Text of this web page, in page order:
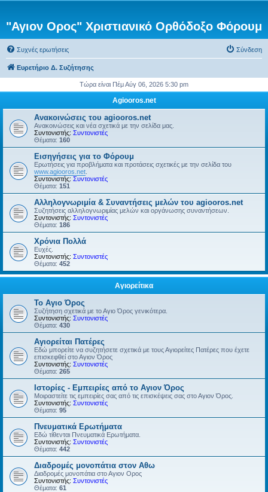
"Αγιον Ορος" Χριστιανικό Ορθόδοξο Φόρουμ
Συχνές ερωτήσεις Σύνδεση
Ευρετήριο Δ. Συζήτησης
Τώρα είναι Πέμ Αύγ 06, 2026 5:30 pm
Agiooros.net
Ανακοινώσεις του agiooros.net
Ανακοινώσεις και νέα σχετικά με την σελίδα μας.
Συντονιστής: Συντονιστές
Θέματα: 160
Εισηγήσεις για το Φόρουμ
Ερωτήσεις για προβλήματα και προτάσεις σχετικές με την σελίδα του
www.agiooros.net
Συντονιστής: Συντονιστές
Θέματα: 151
Αλληλογνωριμία & Συναντήσεις μελών του agiooros.net
Συζητήσεις αλληλογνωριμίας μελών και οργάνωσης συναντήσεων.
Συντονιστής: Συντονιστές
Θέματα: 186
Χρόνια Πολλά
Ευχές.
Συντονιστής: Συντονιστές
Θέματα: 452
Αγιορείτικα
Το Αγιο Όρος
Συζήτηση σχετικά με το Αγιο Όρος γενικότερα.
Συντονιστής: Συντονιστές
Θέματα: 430
Αγιορείται Πατέρες
Εδώ μπορείτε να συζητήσετε σχετικά με τους Αγιορείτες Πατέρες που έχετε
επισκεφθεί στο Αγιον Όρος
Συντονιστής: Συντονιστές
Θέματα: 265
Ιστορίες - Εμπειρίες από το Αγιον Όρος
Μοιραστείτε τις εμπειρίες σας από τις επισκέψεις σας στο Αγιον Όρος.
Συντονιστής: Συντονιστές
Θέματα: 95
Πνευματικά Ερωτήματα
Εδώ τίθενται Πνευματικά Ερωτήματα.
Συντονιστής: Συντονιστές
Θέματα: 442
Διαδρομές μονοπάτια στον Αθω
Διαδρομές μονοπάτια στο Αγιον Ορος
Συντονιστής: Συντονιστές
Θέματα: 61